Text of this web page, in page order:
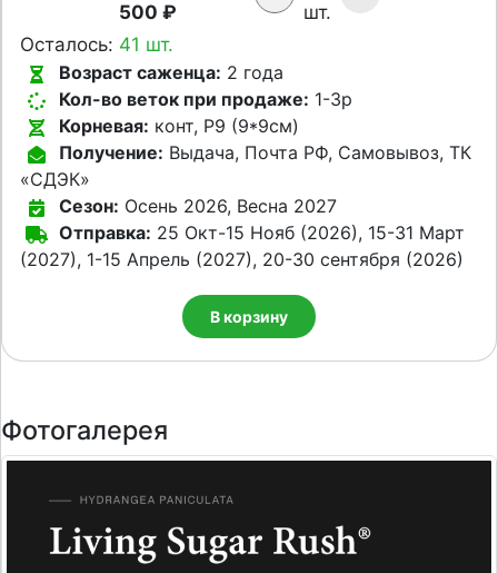
500 ₽
шт.
Осталось: 41 шт.
Возраст саженца: 2 года
Кол-во веток при продаже: 1-3p
Корневая: конт, Р9 (9*9см)
Получение: Выдача, Почта РФ, Самовывоз, ТК
«СДЭК»
Сезон: Осень 2026, Весна 2027
Отправка: 25 Окт-15 Нояб (2026), 15-31 Март
(2027), 1-15 Апрель (2027), 20-30 сентября (2026)
В корзину
Фотогалерея